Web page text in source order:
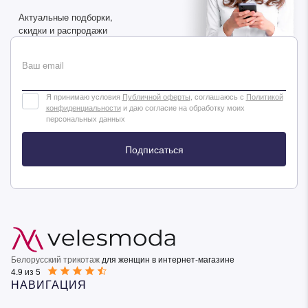
Актуальные подборки,
скидки и распродажи
Ваш email
Я принимаю условия Публичной оферты , соглашаюсь с Политикой
конфиденциальностии даю согласие на обработку моих
персональных данных
Подписаться
Белорусский трикотаж для женщин в интернет-магазине
4.9 из 5
НАВИГАЦИЯ